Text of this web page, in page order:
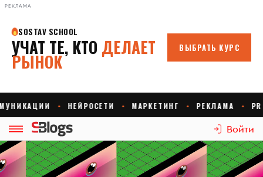
РЕКЛАМА
Войти